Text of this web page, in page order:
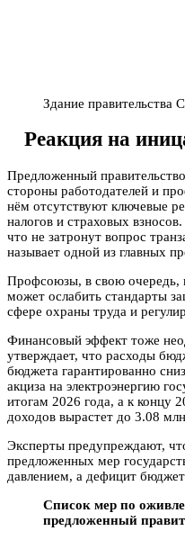
Здание правительства
Реакция на
Предложенный
стороны работодателей и
нём отсутствуют ключевые
налогов и страховых
что не затронут вопрос
называет одной из главных
Профсоюзы, в свою очередь,
может ослабить стандарты
сфере охраны труда и
Финансовый эффект тоже
утверждает, что расходы
бюджета гарантированно
акциза на электроэнергию
итогам 2026 года, а к концу
доходов вырастет до 3.08
Эксперты предупреждают,
предложенных мер
давлением, а дефицит
Список мер по
предложенный